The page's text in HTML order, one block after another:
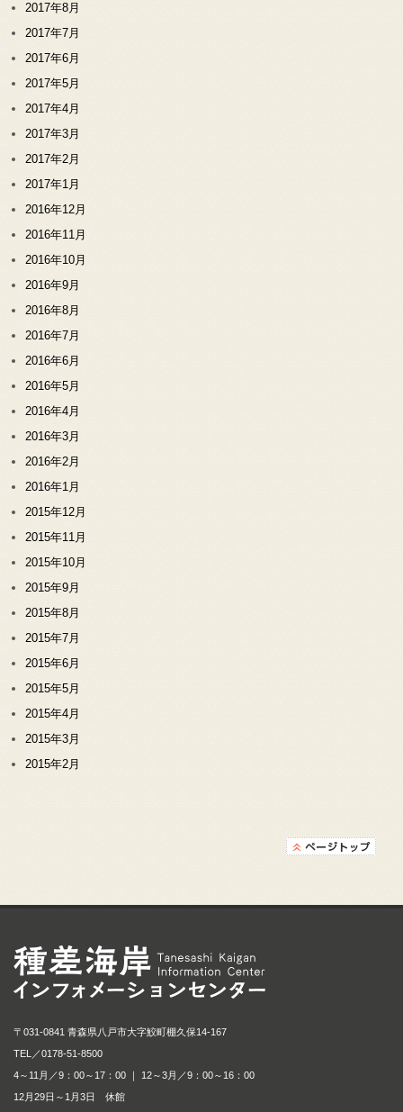
2017年8月
2017年7月
2017年6月
2017年5月
2017年4月
2017年3月
2017年2月
2017年1月
2016年12月
2016年11月
2016年10月
2016年9月
2016年8月
2016年7月
2016年6月
2016年5月
2016年4月
2016年3月
2016年2月
2016年1月
2015年12月
2015年11月
2015年10月
2015年9月
2015年8月
2015年7月
2015年6月
2015年5月
2015年4月
2015年3月
2015年2月
〒031-0841 青森県八戸市大字鮫町棚久保14-167
TEL／0178-51-8500
4～11月／9：00～17：00 ｜ 12～3月／9：00～16：00
12月29日～1月3日 休館